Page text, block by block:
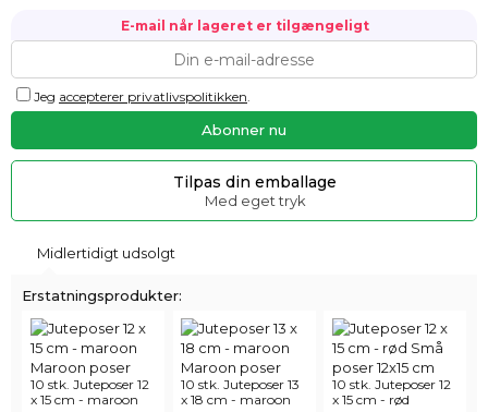
E-mail når lageret er tilgængeligt
Jeg accepterer privatlivspolitikken
Tilpas din emballage
Med eget tryk
Midlertidigt udsolgt
Erstatningsprodukter:
10 stk. Juteposer 12
x 15 cm - maroon
10 stk. Juteposer 13
x 18 cm - maroon
10 stk. Juteposer 12
x 15 cm - rød